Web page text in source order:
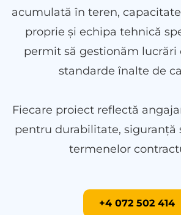
acumulată în teren,
proprie și echipa tehnică
permit să gestionăm lucrări
standarde înalte de
Fiecare proiect reflectă
pentru durabilitate, siguranță
termenelor
+4 072 502 414